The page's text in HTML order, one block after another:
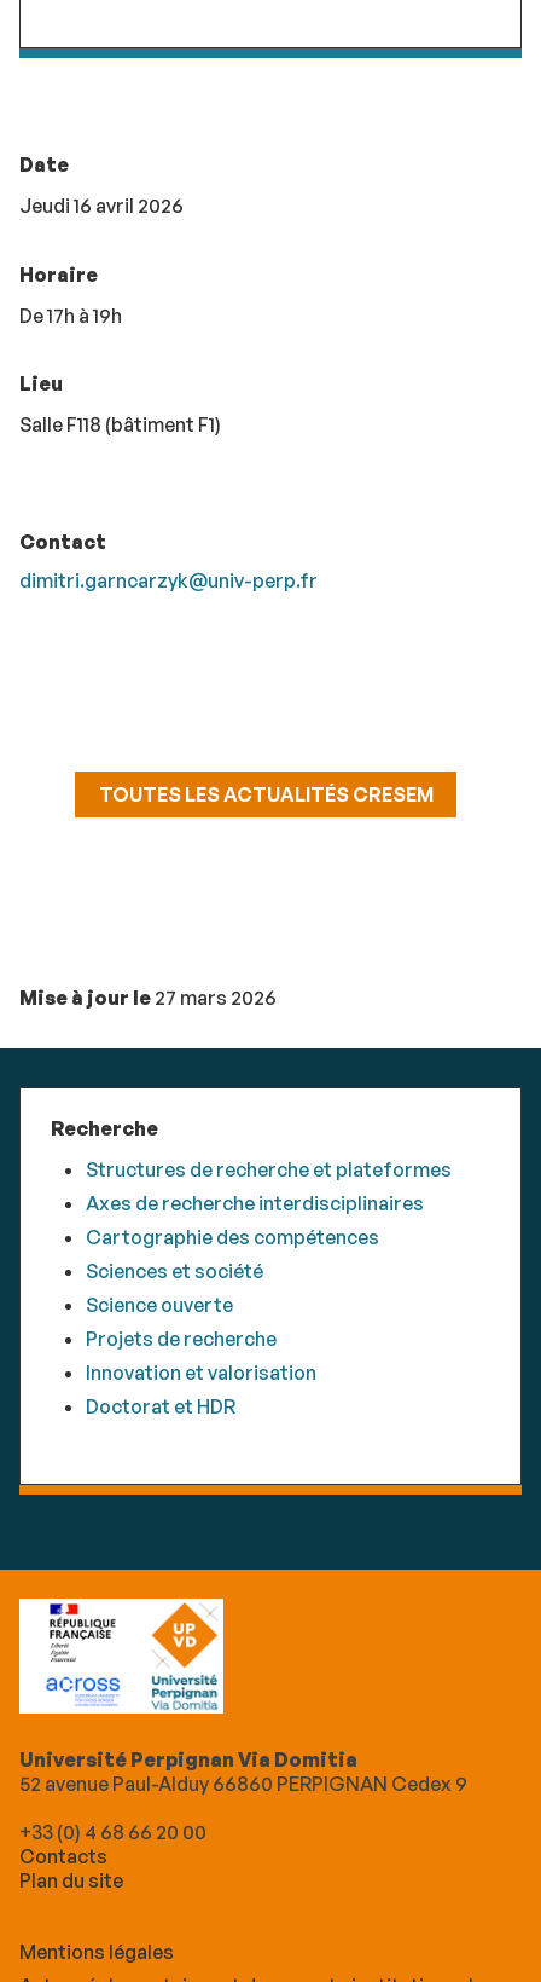
Date
Jeudi 16 avril 2026
Horaire
De 17h à 19h
Lieu
Salle F118 (bâtiment F1)
Contact
dimitri.garncarzyk@univ-perp.fr
TOUTES LES ACTUALITÉS CRESEM
Mise à jour le 27 mars 2026
Recherche
Structures de recherche et plateformes
Axes de recherche interdisciplinaires
Cartographie des compétences
Sciences et société
Science ouverte
Projets de recherche
Innovation et valorisation
Doctorat et HDR
Université Perpignan Via Domitia
52 avenue Paul-Alduy 66860 PERPIGNAN Cedex 9
+33 (0) 4 68 66 20 00
Contacts
Plan du site
Mentions légales